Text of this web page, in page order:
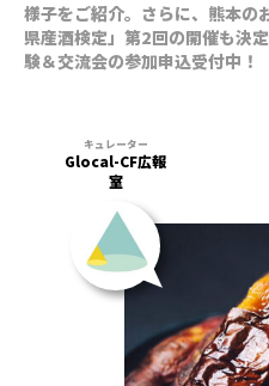
様子をご紹介。さらに、熊本の
県産酒検定」第2回の開催も決定
験＆交流会の参加申込受付中！
Glocal-CF広報
室